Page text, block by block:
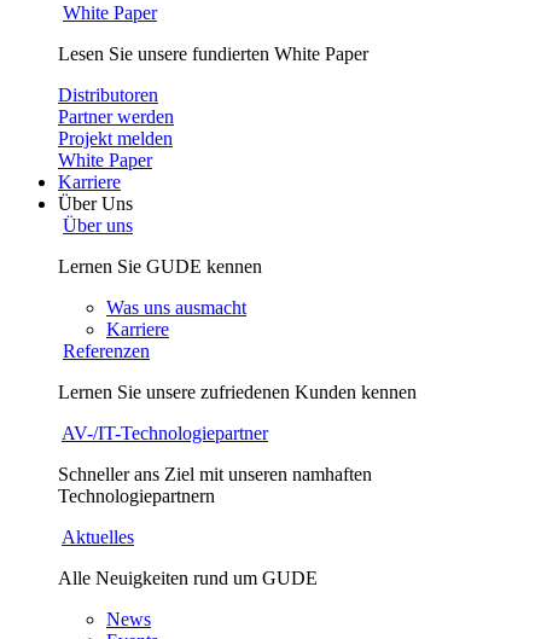
White Paper
Lesen Sie unsere fundierten White Paper
Distributoren
Partner werden
Projekt melden
White Paper
Karriere
Über Uns
Über uns
Lernen Sie GUDE kennen
Was uns ausmacht
Karriere
Referenzen
Lernen Sie unsere zufriedenen Kunden kennen
AV-/IT-Technologiepartner
Schneller ans Ziel mit unseren namhaften
Technologiepartnern
Aktuelles
Alle Neuigkeiten rund um GUDE
News